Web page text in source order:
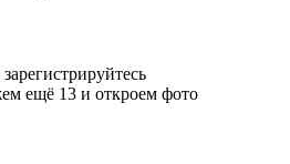
ещё 13 и откроем фото